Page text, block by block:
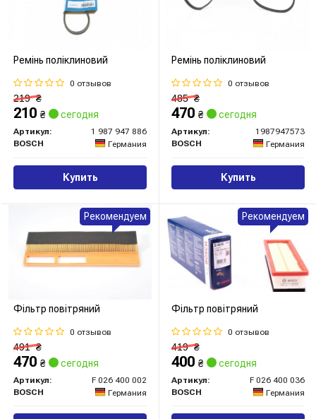
Ремінь поліклиновий
0 отзывов
219₴
210 ₴ сегодня
Артикул:
1 987 947 886
BOSCH
Германия
Купить
Ремінь поліклиновий
0 отзывов
485₴
470 ₴ сегодня
Артикул:
1987947573
BOSCH
Германия
Купить
Фільтр повітряний
0 отзывов
491₴
470 ₴ сегодня
Артикул:
F 026 400 002
BOSCH
Германия
Рекомендуем
Фільтр повітряний
0 отзывов
419₴
400 ₴ сегодня
Артикул:
F 026 400 036
BOSCH
Германия
Рекомендуем